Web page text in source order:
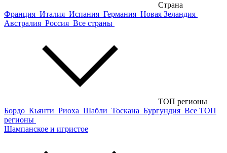
Страна
Франция Италия Испания Германия Новая Зеландия
Австралия Россия Все страны
ТОП регионы
Бордо Кьянти Риоха Шабли Тоскана Бургундия Все ТОП
регионы
Шампанское и игристое